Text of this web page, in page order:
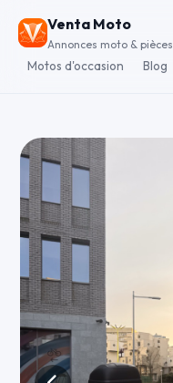
Venta Moto
Annonces moto & pièces
Motos d'occasion Blog